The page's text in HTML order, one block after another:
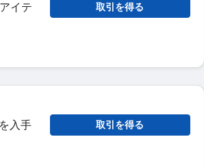
イテ
取引を得る
入手
取引を得る